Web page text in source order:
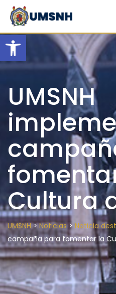
Open toolbar
Skip
content
UMSNH
Cultura
UMSNH>Noticias> Noticia
campaña para fomentar la